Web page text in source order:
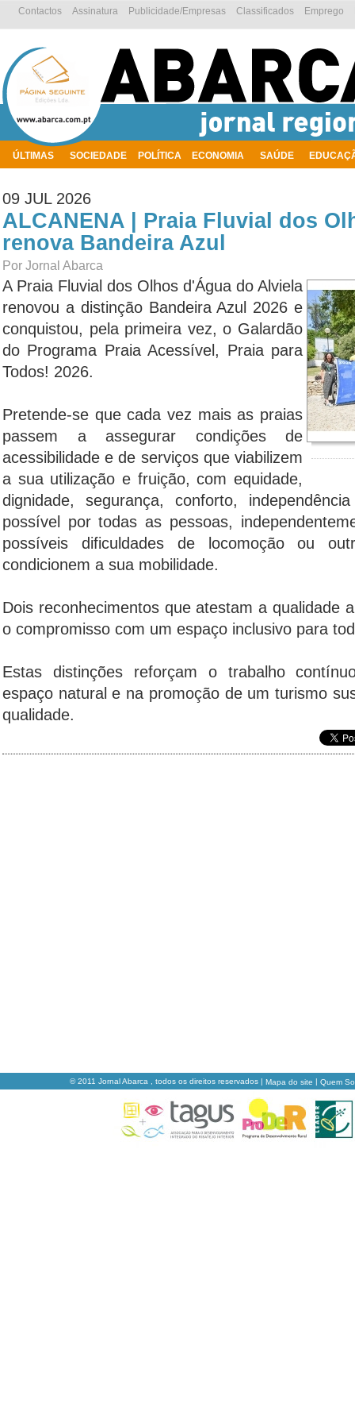
ÚLTIMAS SOCIEDADE POLÍTICA ECONOMIA SAÚDE
Emprego
Classificados
Publicidade/Empresas
Assinatura
Contactos
09 JUL 2026
ALCANENA | Praia Fluvial dos
renova Bandeira Azul
Por Jornal Abarca
A Praia Fluvial dos Olhos d'Água do Alviela
renovou a distinção Bandeira Azul 2026 e
conquistou, pela primeira vez, o Galardão
do Programa Praia Acessível, Praia para
Todos! 2026.
Pretende-se que cada vez mais as praias
passem a assegurar condições de
acessibilidade e de serviços que viabilizem
a sua utilização e fruição, com equidade,
dignidade, segurança, conforto,
possível por todas as pessoas,
possíveis dificuldades de locomoção ou
condicionem a sua mobilidade.
Dois reconhecimentos que atestam a qualidade
o compromisso com um espaço inclusivo para
Estas distinções reforçam o trabalho
espaço natural e na promoção de um turismo
qualidade.
© 2011 Jornal Abarca , todos os direitos reservados | Mapa do site | Quem